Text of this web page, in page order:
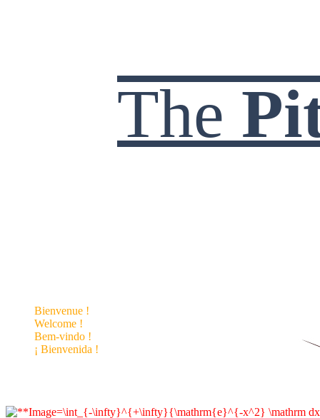
The
Bienvenue !
Welcome !
Bem-vindo !
¡ Bienvenida !